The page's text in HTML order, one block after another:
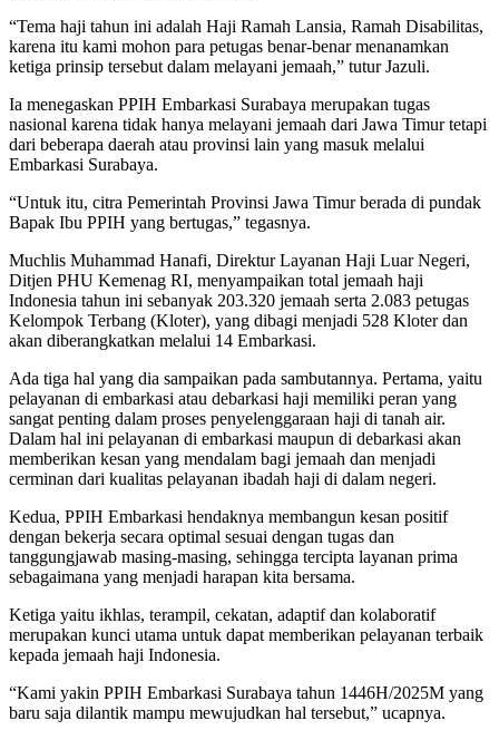
“Tema haji tahun ini adalah Haji Ramah Lansia, Ramah Disabilitas,
karena itu kami mohon para petugas benar-benar menanamkan
ketiga prinsip tersebut dalam melayani jemaah,” tutur Jazuli.
Ia menegaskan PPIH Embarkasi Surabaya merupakan tugas
nasional karena tidak hanya melayani jemaah dari Jawa Timur tetapi
dari beberapa daerah atau provinsi lain yang masuk melalui
Embarkasi Surabaya.
“Untuk itu, citra Pemerintah Provinsi Jawa Timur berada di pundak
Bapak Ibu PPIH yang bertugas,” tegasnya.
Muchlis Muhammad Hanafi, Direktur Layanan Haji Luar Negeri,
Ditjen PHU Kemenag RI, menyampaikan total jemaah haji
Indonesia tahun ini sebanyak 203.320 jemaah serta 2.083 petugas
Kelompok Terbang (Kloter), yang dibagi menjadi 528 Kloter dan
akan diberangkatkan melalui 14 Embarkasi.
Ada tiga hal yang dia sampaikan pada sambutannya. Pertama, yaitu
pelayanan di embarkasi atau debarkasi haji memiliki peran yang
sangat penting dalam proses penyelenggaraan haji di tanah air.
Dalam hal ini pelayanan di embarkasi maupun di debarkasi akan
memberikan kesan yang mendalam bagi jemaah dan menjadi
cerminan dari kualitas pelayanan ibadah haji di dalam negeri.
Kedua, PPIH Embarkasi hendaknya membangun kesan positif
dengan bekerja secara optimal sesuai dengan tugas dan
tanggungjawab masing-masing, sehingga tercipta layanan prima
sebagaimana yang menjadi harapan kita bersama.
Ketiga yaitu ikhlas, terampil, cekatan, adaptif dan kolaboratif
merupakan kunci utama untuk dapat memberikan pelayanan terbaik
kepada jemaah haji Indonesia.
“Kami yakin PPIH Embarkasi Surabaya tahun 1446H/2025M yang
baru saja dilantik mampu mewujudkan hal tersebut,” ucapnya.